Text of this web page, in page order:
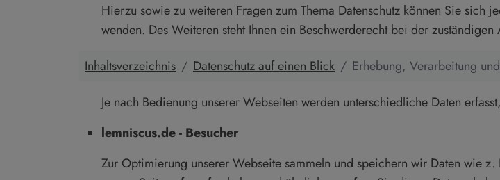
Hierzu sowie zu weiteren Fragen zum Thema Datenschutz können Sie sich
wenden. Des Weiteren steht Ihnen ein Beschwerderecht bei der
Inhaltsverzeichnis
Datenschutz auf einen Blick
Erhebung, Verarbeitung
Je nach Bedienung unserer Webseiten werden unterschiedliche Daten
lemniscus.de - Besucher
Zur Optimierung unserer Webseite sammeln und speichern wir Daten wie